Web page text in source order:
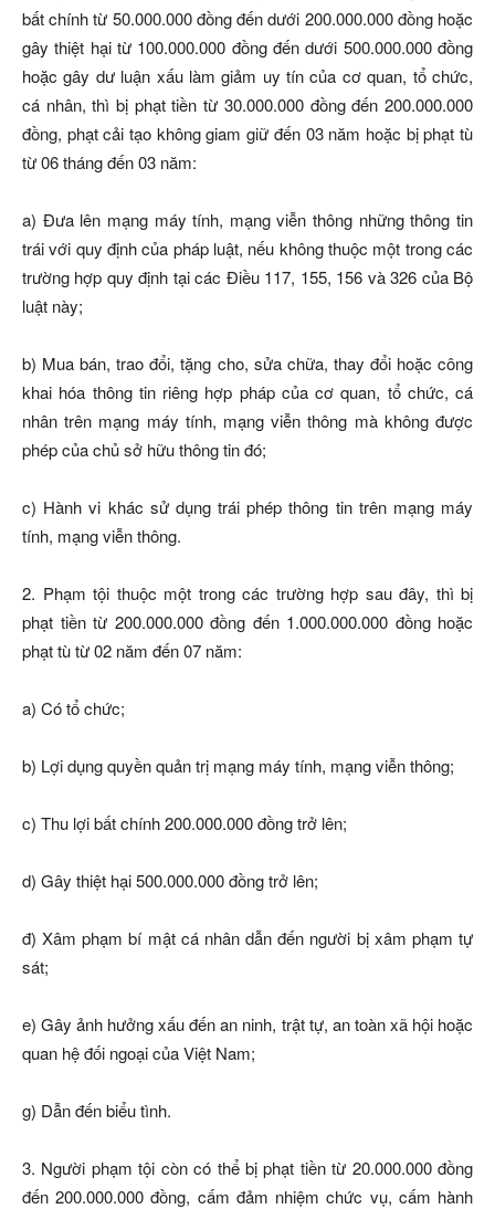
bất chính từ 50.000.000 đồng đến dưới 200.000.000 đồng hoặc
gây thiệt hại từ 100.000.000 đồng đến dưới 500.000.000 đồng
hoặc gây dư luận xấu làm giảm uy tín của cơ quan, tổ chức,
cá nhân, thì bị phạt tiền từ 30.000.000 đồng đến 200.000.000
đồng, phạt cải tạo không giam giữ đến 03 năm hoặc bị phạt tù
từ 06 tháng đến 03 năm:
a) Đưa lên mạng máy tính, mạng viễn thông những thông tin
trái với quy định của pháp luật, nếu không thuộc một trong các
trường hợp quy định tại các Điều 117, 155, 156 và 326 của Bộ
luật này;
b) Mua bán, trao đổi, tặng cho, sửa chữa, thay đổi hoặc công
khai hóa thông tin riêng hợp pháp của cơ quan, tổ chức, cá
nhân trên mạng máy tính, mạng viễn thông mà không được
phép của chủ sở hữu thông tin đó;
c) Hành vi khác sử dụng trái phép thông tin trên mạng máy
tính, mạng viễn thông.
2. Phạm tội thuộc một trong các trường hợp sau đây, thì bị
phạt tiền từ 200.000.000 đồng đến 1.000.000.000 đồng hoặc
phạt tù từ 02 năm đến 07 năm:
a) Có tổ chức;
b) Lợi dụng quyền quản trị mạng máy tính, mạng viễn thông;
c) Thu lợi bất chính 200.000.000 đồng trở lên;
d) Gây thiệt hại 500.000.000 đồng trở lên;
đ) Xâm phạm bí mật cá nhân dẫn đến người bị xâm phạm tự
sát;
e) Gây ảnh hưởng xấu đến an ninh, trật tự, an toàn xã hội hoặc
quan hệ đối ngoại của Việt Nam;
g) Dẫn đến biểu tình.
3. Người phạm tội còn có thể bị phạt tiền từ 20.000.000 đồng
đến 200.000.000 đồng, cấm đảm nhiệm chức vụ, cấm hành